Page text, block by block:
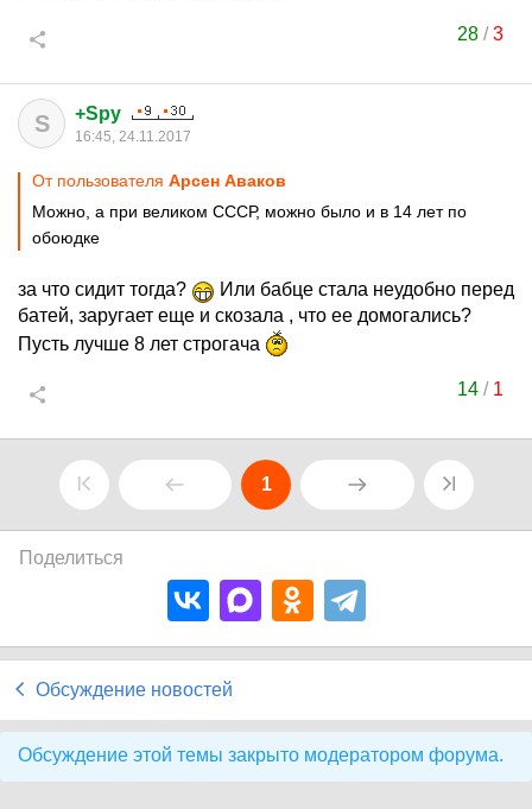
28 /3
S +Spy
16:45, 24.11.2017
От пользователя Арсен Аваков
Можно, а при великом СССР, можно было и в 14 лет по
обоюдке
за что сидит тогда?
Или бабце стала неудобно перед
батей, заругает еще и скозала , что ее домогались?
Пусть лучше 8 лет строгача
14 / 1
1
Поделиться
Обсуждение новостей
Обсуждение этой темы закрыто модератором форума.